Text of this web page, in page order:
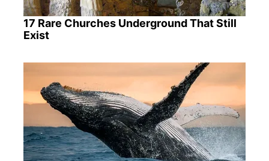
17 Rare Churches Underground That Still
Exist